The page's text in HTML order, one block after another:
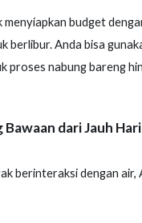
budget
berlibur. Anda bisa
proses nabung bareng
Bawaan dari Jauh Hari
berinteraksi dengan